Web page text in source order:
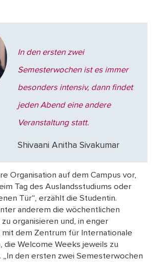
In den ersten zwei
Semesterwochen ist es immer
besonders intensiv, dann findet
jeden Abend eine andere
Veranstaltung statt.
Shivaani Anitha Sivakumar
Organisation auf dem Campus vor,
Tag des Auslandsstudiums oder
Tür“, erzählt die Studentin.
anderem die wöchentlichen
organisieren und, in enger
dem Zentrum für Internationale
die Welcome Weeks jeweils zu
den ersten zwei Semesterwochen